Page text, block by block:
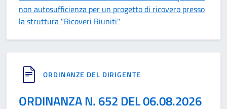
non autosufficienza per un progetto di ricovero presso
la struttura "Ricoveri Riuniti"
ORDINANZE DEL DIRIGENTE
ORDINANZA N. 652 DEL 06.08.2026